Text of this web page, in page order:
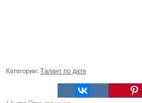
Категории: Талант по дате